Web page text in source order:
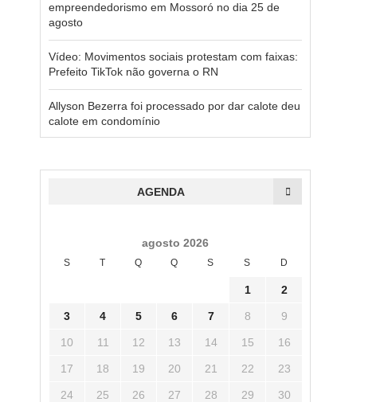
empreendedorismo em Mossoró no dia 25 de
agosto
Vídeo: Movimentos sociais protestam com faixas:
Prefeito TikTok não governa o RN
Allyson Bezerra foi processado por dar calote deu
calote em condomínio
AGENDA
agosto 2026
S T Q Q S S D
1 2
3 4 5 6 7 8 9
10 11 12 13 14 15 16
17 18 19 20 21 22 23
24 25 26 27 28 29 30